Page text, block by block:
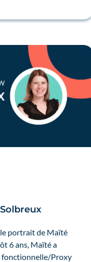
le portrait de Maïté
6 ans, Maïté a
fonctionnelle/Proxy